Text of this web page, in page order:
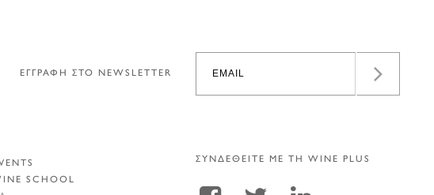
ΕΓΓΡΑΦΗ ΣΤΟ NEWSLETTER
SCHOOL
ΣΥΝΔΕΘΕΙΤΕ ΜΕ ΤΗ WINE PLUS